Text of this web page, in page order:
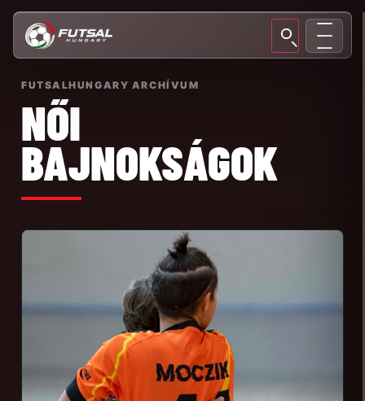
FUTSALHUNGARY ARCHÍVUM
NŐI
BAJNOKSÁGOK